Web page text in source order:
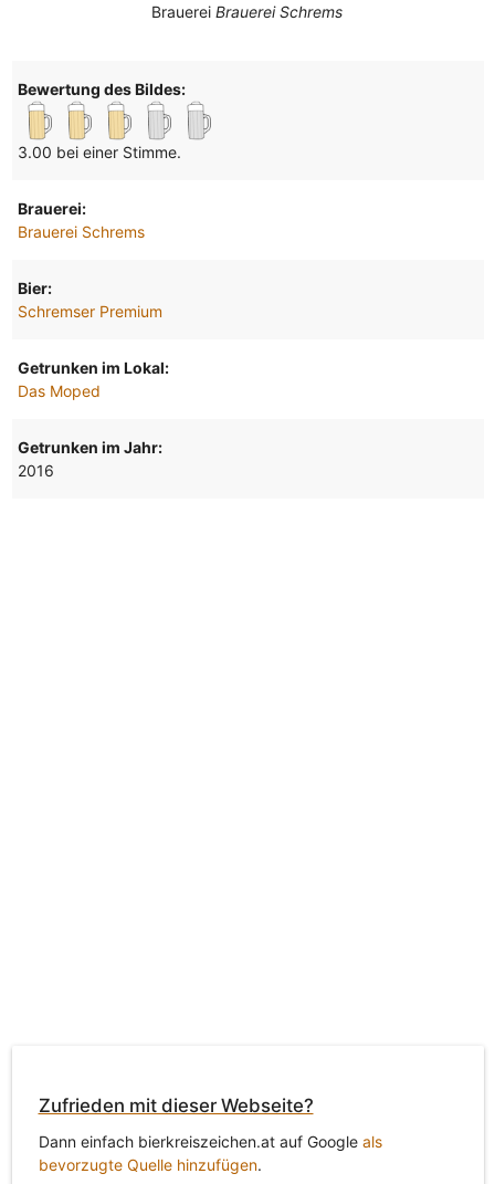
BrauereiBrauerei Schrems
Bewertung des Bildes:
3.00 bei einer Stimme.
Brauerei:
Brauerei Schrems
Bier:
Schremser Premium
Getrunken im Lokal:
Das Moped
Getrunken im Jahr:
2016
Zufrieden mit dieser Webseite?
Dann einfach bierkreiszeichen.at auf Google als
bevorzugte Quelle hinzufügen.